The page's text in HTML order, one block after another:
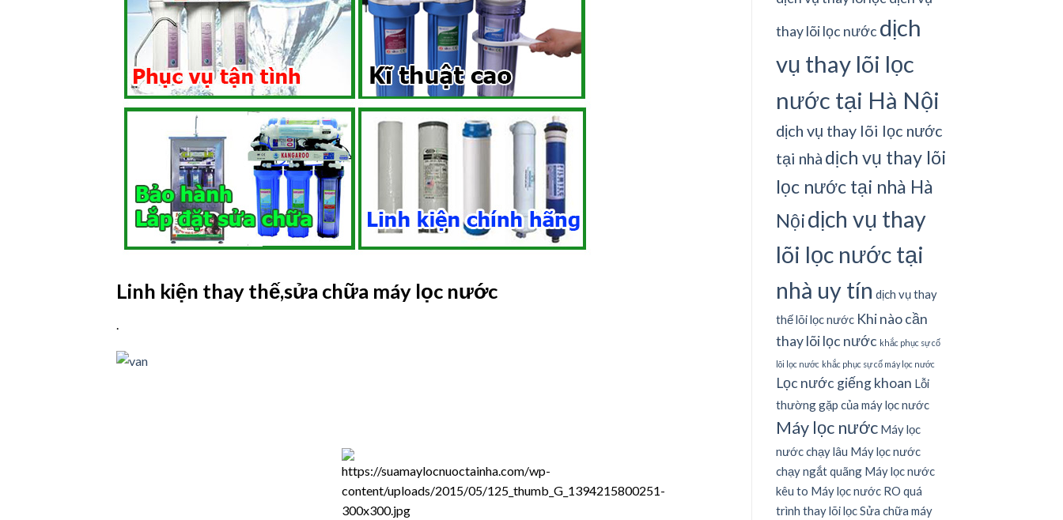
Linh kiện thay thế,sửa chữa máy lọc nước
.
thay lõi lọc nước dịch
vụ thay lõi lọc
nước tại Hà Nội
dịch vụ thay lõi lọc nước
tại nhà dịch vụ thay lõi
lọc nước tại nhà Hà
Nộidịch vụ thay
lõi lọc nước tại
nhà uy tín dịch vụ thay
thế lõi lọc nước Khi nào cần
thay lõi lọc nước khắc phục sự cố
lõi lọc nước khắc phục sự cố máy lọc nước
Lọc nước giếng khoan Lỗi
thường gặp của máy lọc nước
Máy lọc nước Máy lọc
nước chạy lâu Máy lọc nước
chạy ngắt quãng Máy lọc nước
kêu to Máy lọc nước RO quá
trình thay lõi lọcSửa chữa máy